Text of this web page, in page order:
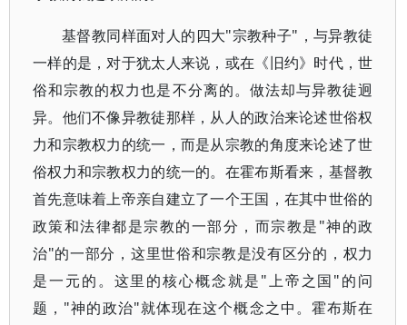
基督教同样面对人的四大"宗教种子"，与异教徒
一样的是，对于犹太人来说，或在《旧约》时代，世
俗和宗教的权力也是不分离的。做法却与异教徒迥
异。他们不像异教徒那样，从人的政治来论述世俗权
力和宗教权力的统一，而是从宗教的角度来论述了世
俗权力和宗教权力的统一的。在霍布斯看来，基督教
首先意味着上帝亲自建立了一个王国，在其中世俗的
政策和法律都是宗教的一部分，而宗教是"神的政
治"的一部分，这里世俗和宗教是没有区分的，权力
是一元的。这里的核心概念就是"上帝之国"的问
题，"神的政治"就体现在这个概念之中。霍布斯在